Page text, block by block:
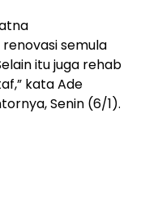
semula
itu juga rehab
kata Ade
Senin (6/1).